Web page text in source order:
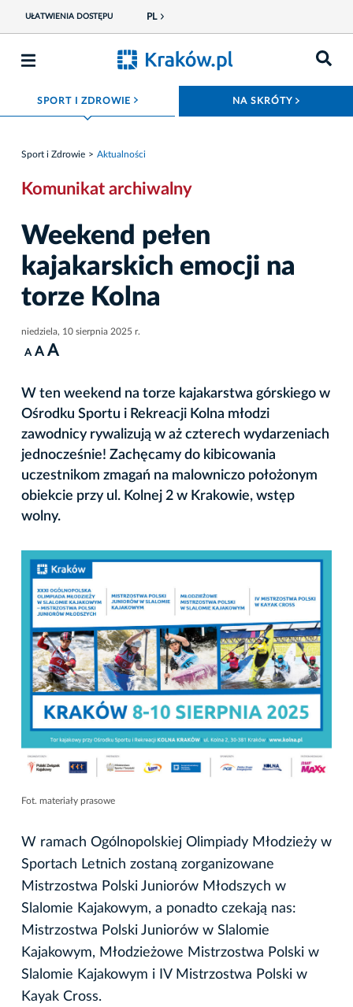
UŁATWIENIA DOSTĘPU PL
SPORT I ZDROWIE ROZWIŃ MENU NA SKRÓTY
Sport i Zdrowie Aktualności
Komunikat archiwalny
Weekend pełen
kajakarskich emocji na
torze Kolna
niedziela, 10 sierpnia 2025 r.
A A A
W ten weekend na torze kajakarstwa górskiego w
Ośrodku Sportu i Rekreacji Kolna młodzi
zawodnicy rywalizują w aż czterech wydarzeniach
jednocześnie! Zachęcamy do kibicowania
uczestnikom zmagań na malowniczo położonym
obiekcie przy ul. Kolnej 2 w Krakowie, wstęp
wolny.
Fot. materiały prasowe
W ramach Ogólnopolskiej Olimpiady Młodzieży w
Sportach Letnich zostaną zorganizowane
Mistrzostwa Polski Juniorów Młodszych w
Slalomie Kajakowym, a ponadto czekają nas:
Mistrzostwa Polski Juniorów w Slalomie
Kajakowym, Młodzieżowe Mistrzostwa Polski w
Slalomie Kajakowym i IV Mistrzostwa Polski w
Kayak Cross.